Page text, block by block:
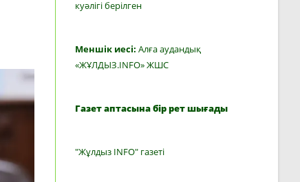
куәлігі берілген
Меншік иесі: Алға аудандық
«ЖҰЛДЫЗ.INFO» ЖШС
Газет аптасына бір рет шығады
"Жұлдыз INFO" газеті